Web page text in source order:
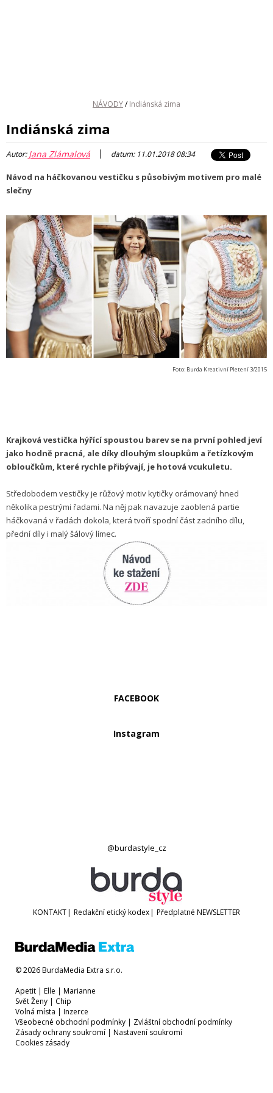
NÁVODY/ Indiánská zima
Indiánská zima
Autor:Jana Zlámalová | datum: 11.01.2018 08:34
Návod na háčkovanou vestičku s působivým motivem pro malé
slečny
Foto: Burda Kreativní Pletení 3/2015
Krajková vestička hýřící spoustou barev se na první pohled jeví
jako hodně pracná, ale díky dlouhým sloupkům a řetízkovým
obloučkům, které rychle přibývají, je hotová vcukuletu.
Středobodem vestičky je růžový motiv kytičky orámovaný hned
několika pestrými řadami. Na něj pak navazuje zaoblená partie
háčkovaná v řadách dokola, která tvoří spodní část zadního dílu,
přední díly i malý šálový límec.
FACEBOOK
Instagram
@burdastyle_cz
KONTAKT| Redakční etický kodex| Předplatné NEWSLETTER
© 2026 BurdaMedia Extra s.r.o.
Apetit | Elle | Marianne
Svět Ženy | Chip
Volná místa | Inzerce
Všeobecné obchodní podmínky | Zvláštní obchodní podmínky
Zásady ochrany soukromí | Nastavení soukromí
Cookies zásady